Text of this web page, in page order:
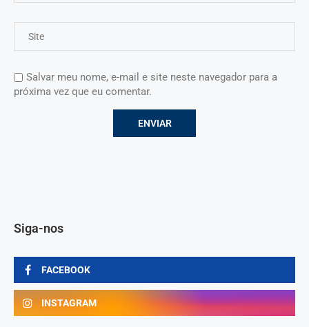
Salvar meu nome, e-mail e site neste navegador para a
próxima vez que eu comentar.
Siga-nos
FACEBOOK
INSTAGRAM